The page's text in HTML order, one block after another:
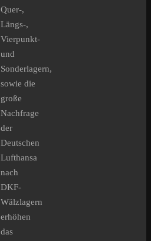
Quer-,
Längs-,
Vierpunkt-
und
Sonderlagern,
sowie die
große
Nachfrage
der
Deutschen
Lufthansa
nach
DKF-
Wälzlagern
erhöhen
das